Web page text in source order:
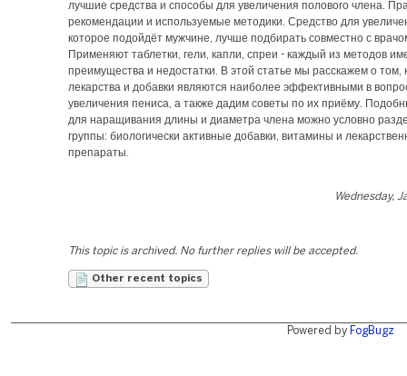
лучшие средства и способы для увеличения полового члена.
рекомендации и используемые методики. Средство для
которое подойдёт мужчине, лучше подбирать совместно с
Применяют таблетки, гели, капли, спреи - каждый из методов
преимущества и недостатки. В этой статье мы расскажем о том,
лекарства и добавки являются наиболее эффективными в
увеличения пениса, а также дадим советы по их приёму.
для наращивания длины и диаметра члена можно условно
группы: биологически активные добавки, витамины и
препараты.
Wednesday,
This topic is archived. No further replies will be accepted.
Other recent topics
Powered by FogBugz